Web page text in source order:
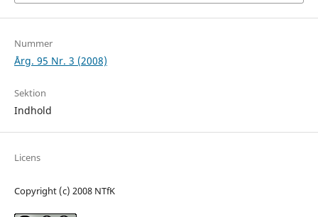
Nummer
Årg. 95 Nr. 3 (2008)
Sektion
Indhold
Licens
Copyright (c) 2008 NTfK